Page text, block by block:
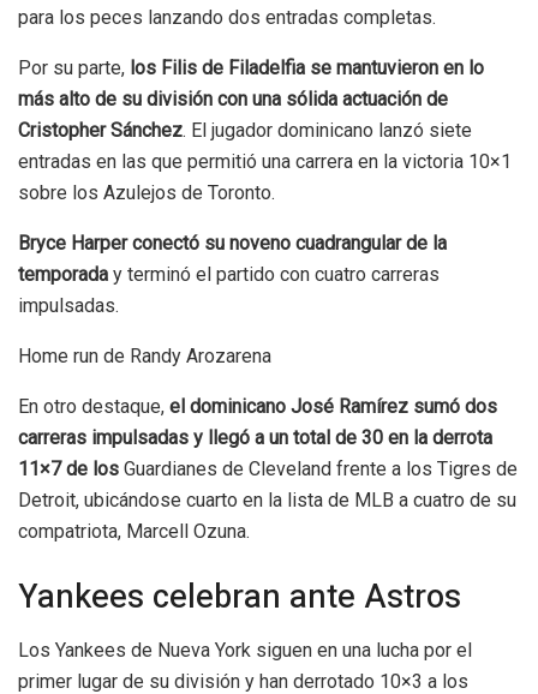
para los peces lanzando dos entradas completas.
Por su parte, los Filis de Filadelfia se mantuvieron en lo
más alto de su división con una sólida actuación de
Cristopher Sánchez. El jugador dominicano lanzó siete
entradas en las que permitió una carrera en la victoria 10×1
sobre los Azulejos de Toronto.
Bryce Harper conectó su noveno cuadrangular de la
temporada y terminó el partido con cuatro carreras
impulsadas.
Home run de Randy Arozarena
En otro destaque, el dominicano José Ramírez sumó dos
carreras impulsadas y llegó a un total de 30 en la derrota
11×7 de los Guardianes de Cleveland frente a los Tigres de
Detroit, ubicándose cuarto en la lista de MLB a cuatro de su
compatriota, Marcell Ozuna.
Yankees celebran ante Astros
Los Yankees de Nueva York siguen en una lucha por el
primer lugar de su división y han derrotado 10×3 a los